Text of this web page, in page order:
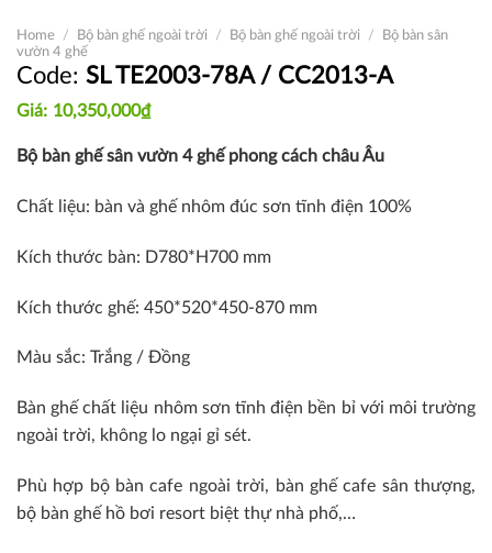
Home / Bộ bàn ghế ngoài trời / Bộ bàn ghế ngoài trời /
Bộ bàn sân
vườn 4 ghế
SL TE2003-78A / CC2013-A
10,350,000₫
Bộ bàn ghế sân vườn 4 ghế phong cách châu Âu
Chất liệu: bàn và ghế nhôm đúc sơn tĩnh điện 100%
Kích thước bàn: D780*H700 mm
Kích thước ghế: 450*520*450-870 mm
Màu sắc: Trắng / Đồng
Bàn ghế chất liệu nhôm sơn tĩnh điện bền bỉ với môi trường
ngoài trời, không lo ngại gỉ sét.
Phù hợp bộ bàn cafe ngoài trời, bàn ghế cafe sân thượng,
bộ bàn ghế hồ bơi resort biệt thự nhà phố,…